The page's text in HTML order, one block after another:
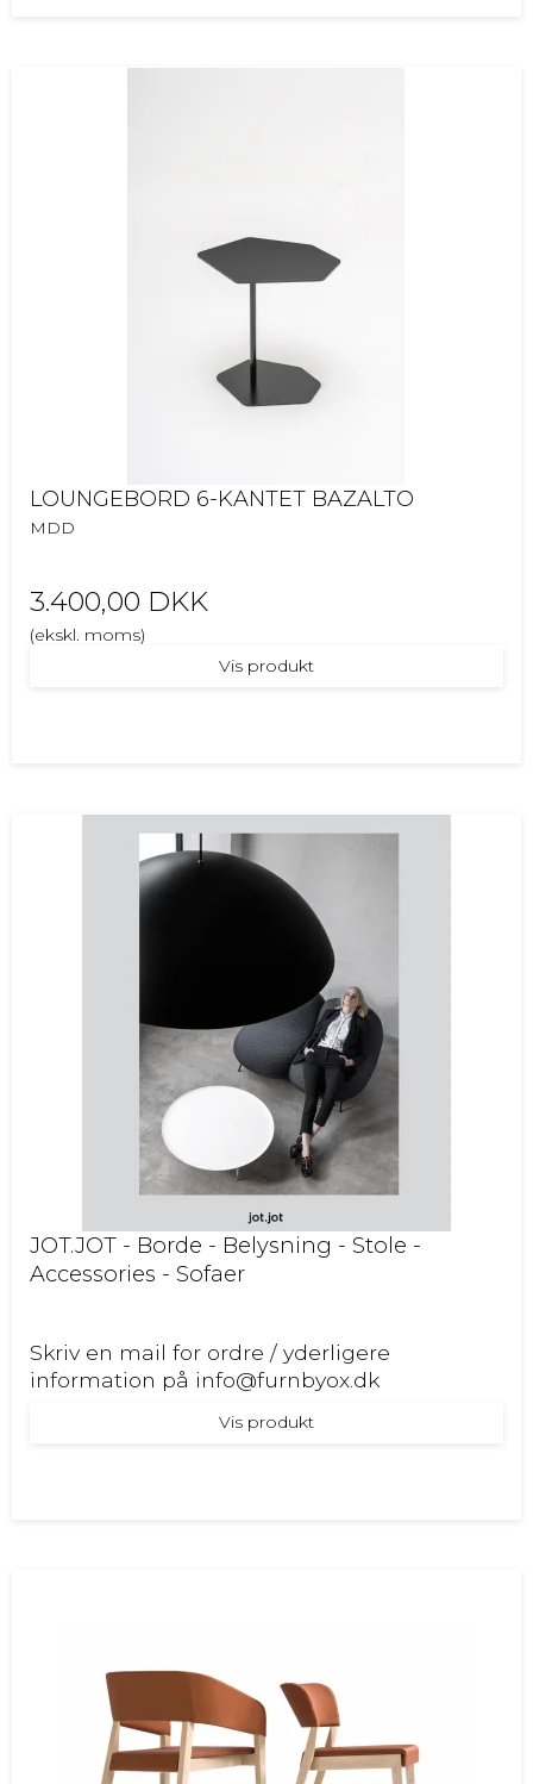
LOUNGEBORD 6-KANTET BAZALTO
MDD
3.400,00 DKK
(ekskl. moms)
Vis produkt
JOT.JOT - Borde - Belysning - Stole -
Accessories - Sofaer
Skriv en mail for ordre / yderligere
information på info@furnbyox.dk
Vis produkt